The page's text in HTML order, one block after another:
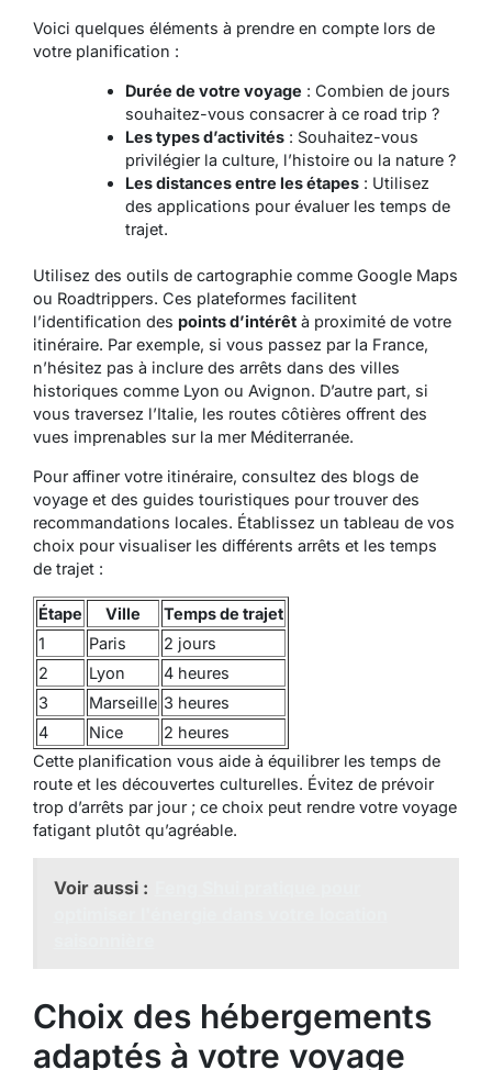
Voici quelques éléments à prendre en compte lors de
votre planification :
Durée de votre voyage : Combien de jours
souhaitez-vous consacrer à ce road trip ?
Les types d’activités: Souhaitez-vous
privilégier la culture, l’histoire ou la nature ?
Les distances entre les étapes: Utilisez
des applications pour évaluer les temps de
trajet.
Utilisez des outils de cartographie comme Google Maps
ou Roadtrippers. Ces plateformes facilitent
l’identification des points d’intérêt à proximité de votre
itinéraire. Par exemple, si vous passez par la France,
n’hésitez pas à inclure des arrêts dans des villes
historiques comme Lyon ou Avignon. D’autre part, si
vous traversez l’Italie, les routes côtières offrent des
vues imprenables sur la mer Méditerranée.
Pour affiner votre itinéraire, consultez des blogs de
voyage et des guides touristiques pour trouver des
recommandations locales. Établissez un tableau de vos
choix pour visualiser les différents arrêts et les temps
de trajet :
Étape Ville
Temps de trajet
1
Paris
2 jours
2
Lyon
4 heures
3
Marseille 3 heures
4
Nice
2 heures
Cette planification vous aide à équilibrer les temps de
route et les découvertes culturelles. Évitez de prévoir
trop d’arrêts par jour ; ce choix peut rendre votre voyage
fatigant plutôt qu’agréable.
Voir aussi :
Choix des hébergements
adaptés à votre voyage